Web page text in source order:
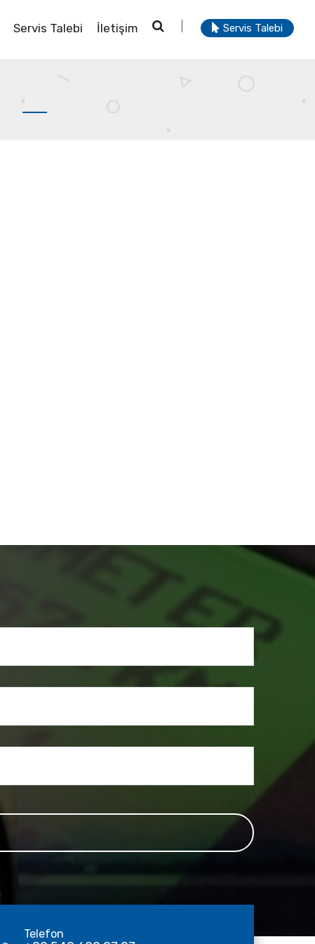
Servis Talebi İletişim Servis Talebi
Telefon